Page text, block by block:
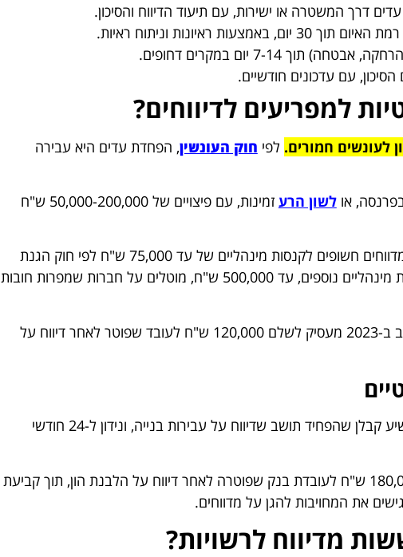
דרך המשטרה או ישירות, עם תיעוד הדיווח והסיכון.
ראיונות וניתוח ראיות.
תוך 7-14 יום במקרים דחופים.
הסיכון, עם עדכונים חודשיים.
למפריעים לדיווחים?
לעונשים חמורים. לפי חוק העונשין, הפחדת עדים היא עבירה
אולשון הרע
זמינות, עם פיצויים של 50,000-200,000 ש"ח
מעסיקים שמפטרים או מתנכלים לעובדים מדווחים חשופים לקנסות מינהליים של עד 75,000 ש"ח לפי חוק הגנת
עובדים, או לפיצויים בתביעות עבודה. קנסות מינהליים נוספים, עד 500,000 ש"ח, מוטלים על חברות שמפרות חובות
לדוגמה, בית משפט לעבודה בתל אביב חייב ב-2023 מעסיק לשלם 120,000 ש"ח לעובד שפוטר לאחר דיווח על
ב-2022, בית משפט השלום בירושלים הרשיע קבלן שהפחיד תושב שדיווח על עבירות בנייה, ונידון ל-24 חודשי
ב-2024, בית משפט מחוזי בחיפה פסק 180,000 ש"ח לעובדת בנק שפוטרה לאחר דיווח על הלבנת הון, תוך קביעת
את המחויבות להגן על מדווחים.
מדיווח לרשויות?